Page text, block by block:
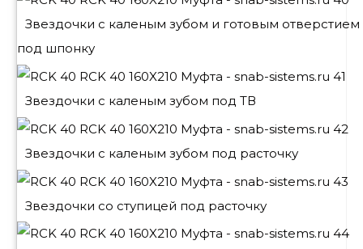
Звездочки с каленым зубом и готовым отверстием
под шпонку
Звездочки с каленым зубом под ТВ
Звездочки с каленым зубом под расточку
Звездочки со ступицей под расточку